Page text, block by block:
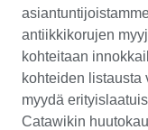
antiikkikorujen
kohteitaan
kohteiden listausta
myydä
Catawikin